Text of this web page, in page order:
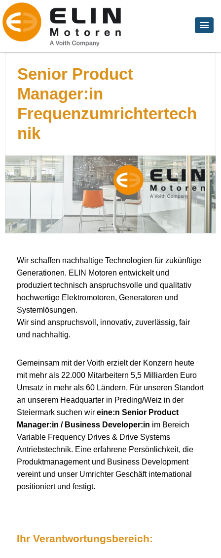
Senior Product
Manager:in
Frequenzumrichtertech
nik
Wir schaffen nachhaltige Technologien für zukünftige
Generationen. ELIN Motoren entwickelt und
produziert technisch anspruchsvolle und qualitativ
hochwertige Elektromotoren, Generatoren und
Systemlösungen.
Wir sind anspruchsvoll, innovativ, zuverlässig, fair
und nachhaltig.
Gemeinsam mit der Voith erzielt der Konzern heute
mit mehr als 22.000 Mitarbeitern 5,5 Milliarden Euro
Umsatz in mehr als 60 Ländern. Für unseren Standort
an unserem Headquarter in Preding/Weiz in der
Steiermark suchen wir eine:n Senior Product
Manager:in / Business Developer:in im Bereich
Variable Frequency Drives & Drive Systems
Antriebstechnik. Eine erfahrene Persönlichkeit, die
Produktmanagement und Business Development
vereint und unser Umrichter Geschäft international
positioniert und festigt.
Ihr Verantwortungsbereich: